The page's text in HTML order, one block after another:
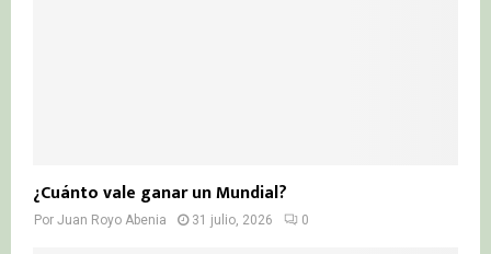
¿Cuánto vale ganar un Mundial?
Por Juan Royo Abenia 31 julio, 2026 0